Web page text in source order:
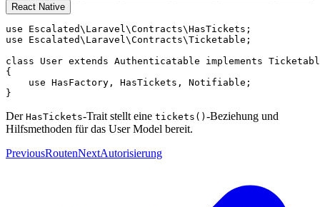
React Native
use Escalated\Laravel\Contracts\HasTickets;
use Escalated\Laravel\Contracts\Ticketable;
class User extends Authenticatable implements
{
    use HasFactory, HasTickets, Notifiable;
Der HasTickets-Trait stellt eine tickets() -Beziehung und
Hilfsmethoden für das User Model bereit.
PreviousRoutenNextAutorisierung